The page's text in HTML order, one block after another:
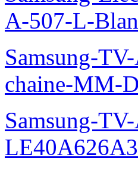
A-507-L-
Samsung-
chaine-MM-
Samsung-